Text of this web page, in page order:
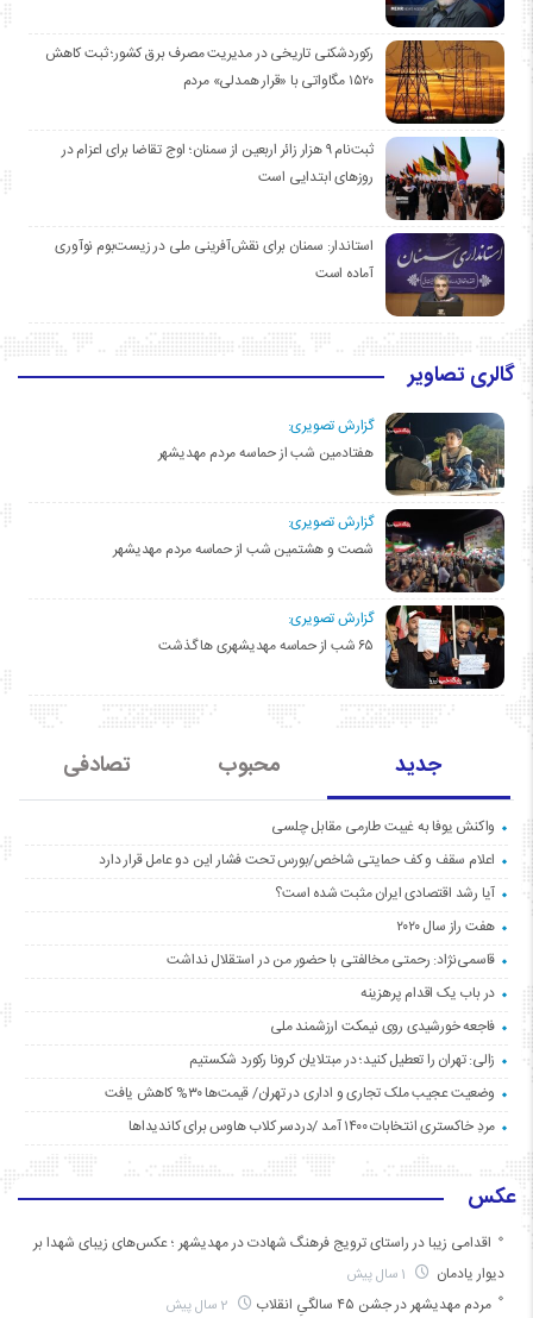
رکوردشکنی تاریخی در مدیریت مصرف برق کشور؛ ثبت کاهش
۱۵۲۰ مگاواتی با «قرار همدلی» مردم
ثبت‌نام ۹ هزار زائر اربعین از سمنان؛ اوج تقاضا برای اعزام در
روزهای ابتدایی است
استاندار: سمنان برای نقش‌آفرینی ملی در زیست‌بوم نوآوری
آماده است
گالری تصاویر
گزارش تصویری:
هفتادمین شب از حماسه مردم مهدیشهر
گزارش تصویری:
شصت و هشتمین شب از حماسه مردم مهدیشهر
گزارش تصویری:
۶۵ شب از حماسه مهدیشهری ها گذشت
جدید محبوب تصادفی
واکنش یوفا به غیبت طارمی مقابل چلسی
اعلام سقف و کف حمایتی شاخص/بورس تحت فشار این دو عامل قرار دارد
آیا رشد اقتصادی ایران مثبت شده است؟
هفت راز سال ۲۰۲۰
قاسمی‌نژاد: رحمتی مخالفتی با حضور من در استقلال نداشت
در باب یک اقدام پرهزینه
فاجعه خورشیدی روی نیمکت ارزشمند ملی
زالی: تهران را تعطیل کنید؛ در مبتلایان کرونا رکورد شکستیم
وضعیت عجیب ملک تجاری و اداری در تهران/ قیمت‌ها ۳۰% کاهش یافت
مردِ خاکستری انتخابات ۱۴۰۰ آمد /دردسر کلاب هاوس برای کاندیداها
عکس
اقدامی زیبا در راستای ترویج فرهنگ شهادت در مهدیشهر ؛ عکس‌های زیبای شهدا بر
دیوار یادمان
مردم مهدیشهر در جشن ۴۵ سالگیِ انقلاب